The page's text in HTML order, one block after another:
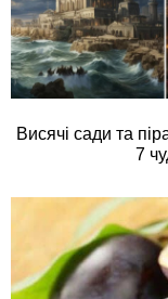
Висячі сади та
7